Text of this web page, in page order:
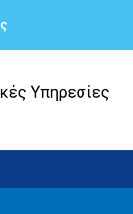
Υπηρεσίες